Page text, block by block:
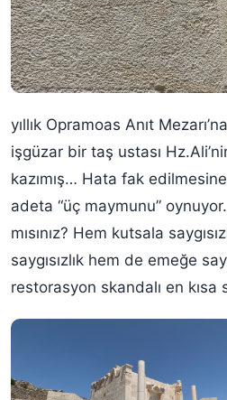
yıllık Opramoas Anıt
işgüzar bir taş ustası Hz.Ali’nin
kazımış… Hata fak
adeta “üç maymunu”
mısınız? Hem kutsala
saygısızlık hem de emeğe
restorasyon skandalı en kısa